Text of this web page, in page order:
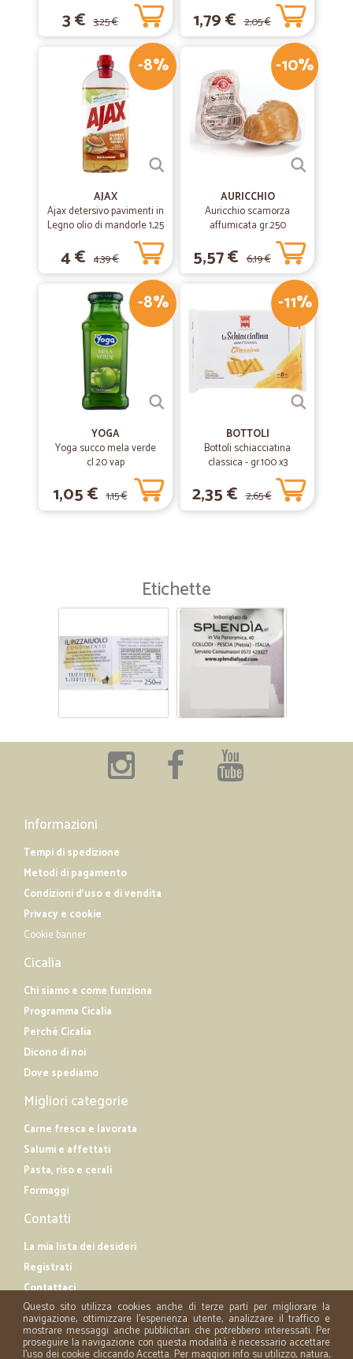
3 € 3,25 € 1,79 € 2,05 €
-8%
AJAX
Ajax detersivo pavimenti in
Legno olio di mandorle 1,25
4 € 4,39 €
-10%
AURICCHIO
Auricchio scamorza
affumicata gr.250
5,57 € 6,19 €
-8%
YOGA
Yoga succo mela verde
cl.20 vap
1,05 € 1,15 €
-11%
BOTTOLI
Bottoli schiacciatina
classica - gr.100 x3
2,35 € 2,65 €
Etichette
Informazioni
Tempi di spedizione
Metodi di pagamento
Condizioni d'uso e di vendita
Privacy e cookie
Cookie banner
Cicalia
Chi siamo e come funziona
Programma Cicalia
Perché Cicalia
Dicono di noi
Dove spediamo
Migliori categorie
Carne fresca e lavorata
Salumi e affettati
Pasta, riso e cerali
Formaggi
Contatti
La mia lista dei desideri
Registrati
Contattaci
Questo sito utilizza cookies anche di terze parti per migliorare la
navigazione, ottimizzare l'esperienza utente, analizzare il traffico e
mostrare messaggi anche pubblicitari che potrebbero interessati. Per
proseguire la navigazione con questa modalità è necessario accettare
l'uso dei cookie cliccando Accetta. Per maggiori info su utilizzo, natura,